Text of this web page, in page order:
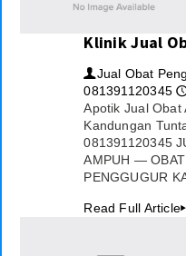
Klinik Jual
👤Jual Obat
081391120345
Apotik Jual Obat
Kandungan
081391120345
AMPUH —
PENGGUGUR
Read Full Article▸